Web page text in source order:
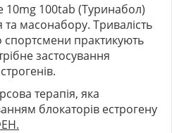
100tab (Туринабол)
масонабору. Тривалість
спортсмени практикують
застосування
терапія, яка
блокаторів естрогену